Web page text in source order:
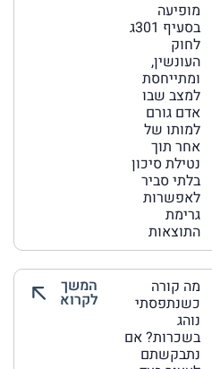
מופיעה
בסעיף 301ג
לחוק
העונשין,
ומתייחסת
למצב שבו
אדם גורם
למותו של
אחר תוך
נטילת סיכון
בלתי סביר
לאפשרות
גרימת
התוצאות
מה קורה
כשנתפסתי
נוהג
בשכרות? אם
נתבקשתם
המשך
לקרוא